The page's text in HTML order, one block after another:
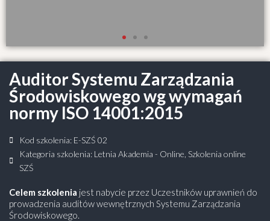
Auditor Systemu Zarządzania
Środowiskowego wg wymagań
normy ISO 14001:2015
Kod szkolenia: E-SZŚ 02
Kategoria szkolenia: Letnia Akademia - Online Szkolenia online
SZŚ
Celem szkolenia jest nabycie przez Uczestników uprawnień do
prowadzenia auditów wewnętrznych Systemu Zarządzania
Środowiskowego.